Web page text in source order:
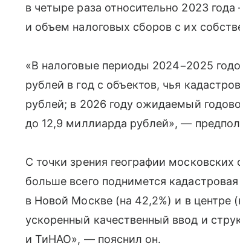
в четыре раза относительно 2023
и объем налоговых сборов с их
«В налоговые периоды 2024−2025
рублей в год с объектов, чья
рублей; в 2026 году ожидаемый
до 12,9 миллиарда рублей», —
С точки зрения географии
больше всего поднимется
в Новой Москве (на 42,2%) и в центре
ускоренный качественный ввод и
и ТиНАО», — пояснил он.